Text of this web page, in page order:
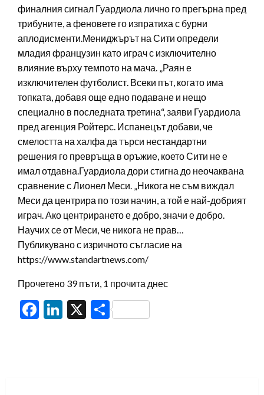
финалния сигнал Гуардиола лично го прегърна пред
трибуните, а феновете го изпратиха с бурни
аплодисменти.Мениджърът на Сити определи
младия французин като играч с изключително
влияние върху темпото на мача. „Раян е
изключителен футболист. Всеки път, когато има
топката, добавя още едно подаване и нещо
специално в последната третина“, заяви Гуардиола
пред агенция Ройтерс. Испанецът добави, че
смелостта на халфа да търси нестандартни
решения го превръща в оръжие, което Сити не е
имал отдавна.Гуардиола дори стигна до неочаквана
сравнение с Лионел Меси. „Никога не съм виждал
Меси да центрира по този начин, а той е най-добрият
играч. Ако центрирането е добро, значи е добро.
Научих се от Меси, че никога не прав…
Публикувано с изричното съгласие на
https://www.standartnews.com/
Прочетено 39 пъти, 1 прочита днес
Facebook
LinkedIn
X Share